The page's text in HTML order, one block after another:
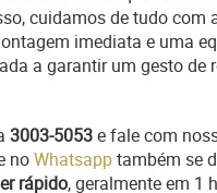
cuidamos de tudo com
imediata e uma
a garantir um gesto de
3003-5053e fale com
noWhatsapptambém se
rápido, geralmente em 1